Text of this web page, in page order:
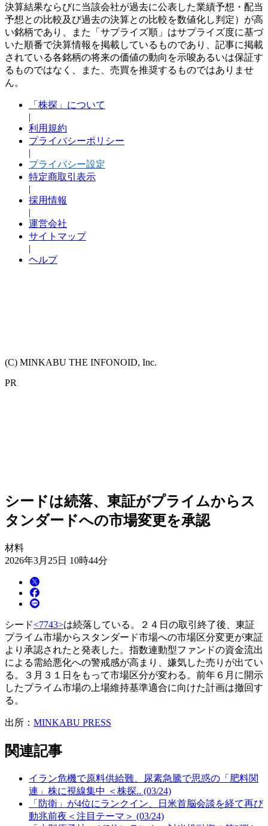
決算結果ならびに当該会社が過去に公表した業績予想・配当
予想との比較及び過去の決算との比較を数値化し判定）が高
い銘柄であり、また「サプライズ順」はサプライズ度に基づ
いた順番で決算情報を掲載しているものであり、記事に掲載
されている各銘柄の将来の価値の動向を示唆あるいは保証す
るものではなく、また、売買を推奨するものではありませ
ん。
「株探」について
|
利用規約
プライバシーポリシー
|
プライバシー設定
特定商取引表示
|
採用情報
|
運営会社
サイトマップ
|
ヘルプ
(C) MINKABU THE INFONOID, Inc.
PR
シードは続落、東証がプライムからス
タンダードへの市場変更を承認
材料
2026年3月25日 10時44分
シード<7743>は続落している。２４日の取引終了後、東証
プライム市場からスタンダード市場への市場区分変更が東証
より承認されたと発表した。指数連動型ファンドの資金流出
による需給悪化への警戒感が高まり、嫌気した売りが出てい
る。３月３１日をもって市場区分が変わる。前年６月に開示
したプライム市場の上場維持基準適合に向けた計画は撤回す
る。
出所： MINKABU PRESS
関連記事
イラン危機で原料供給難、尿素急騰で思惑の「肥料関
連」株に視線集中 ＜株探.. (03/24)
「防衛」が4位にランクイン、日米首脳会談を経て再び
動兆前夜＜注目テーマ＞ (03/24)